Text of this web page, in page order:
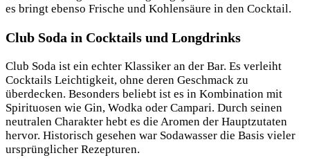
es bringt ebenso Frische und Kohlensäure in den Cocktail.
Club Soda in Cocktails und Longdrinks
Club Soda ist ein echter Klassiker an der Bar. Es verleiht
Cocktails Leichtigkeit, ohne deren Geschmack zu
überdecken. Besonders beliebt ist es in Kombination mit
Spirituosen wie Gin, Wodka oder Campari. Durch seinen
neutralen Charakter hebt es die Aromen der Hauptzutaten
hervor. Historisch gesehen war Sodawasser die Basis vieler
ursprünglicher Rezepturen.